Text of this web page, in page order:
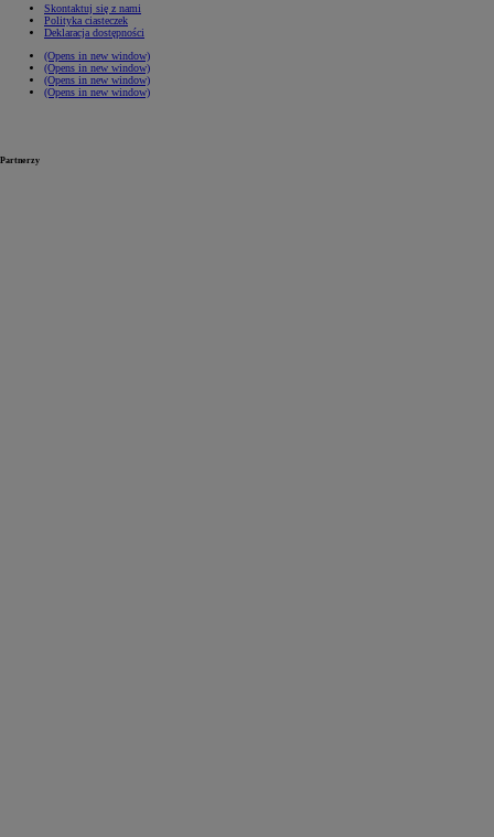
Skontaktuj się z nami
Polityka ciasteczek
Deklaracja dostępności
(Opens in new window)
(Opens in new window)
(Opens in new window)
(Opens in new window)
Partnerzy